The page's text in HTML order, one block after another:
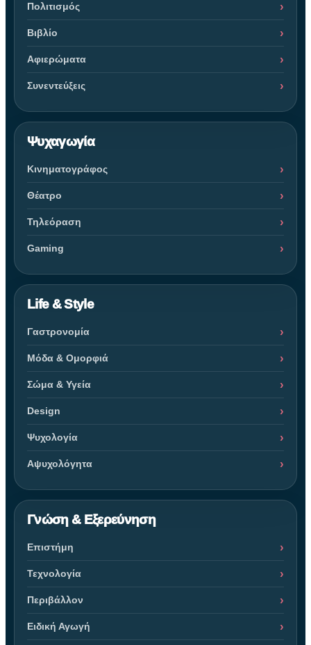
Πολιτισμός
Βιβλίο
Αφιερώματα
Συνεντεύξεις
Ψυχαγωγία
Κινηματογράφος
Θέατρο
Τηλεόραση
Gaming
Life & Style
Γαστρονομία
Μόδα & Ομορφιά
Σώμα & Υγεία
Design
Ψυχολογία
Αψυχολόγητα
Γνώση & Εξερεύνηση
Επιστήμη
Τεχνολογία
Περιβάλλον
Ειδική Αγωγή